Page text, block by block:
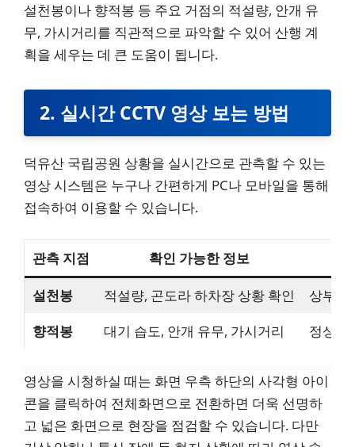
설천봉이나 향적봉 등 주요 거점의 적설량, 안개 유
무, 가시거리를 직관적으로 파악할 수 있어 산행 계
획을 세우는 데 큰 도움이 됩니다.
2. 실시간 CCTV 영상 보는 방법
덕유산 국립공원 상황을 실시간으로 관측할 수 있는
영상 시스템은 누구나 간편하게 PC나 모바일을 통해
접속하여 이용할 수 있습니다.
관측 지점 확인 가능한 정보
설천봉 적설량, 곤도라 하차장 상황 확인
상부
향적봉
대기 습도, 안개 유무, 가시거리 정상부
영상을 시청하실 때는 화면 우측 하단의 사각형 아이
콘을 클릭하여 전체화면으로 전환하면 더욱 선명하
고 넓은 화면으로 현장을 점검할 수 있습니다. 다만